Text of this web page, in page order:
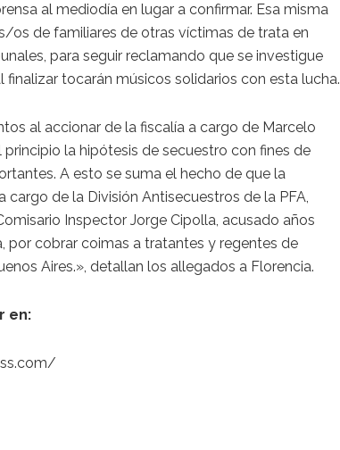
al mediodía en lugar a confirmar. Esa misma
os de familiares de otras víctimas de trata en
para seguir reclamando que se investigue
tocarán músicos solidarios con esta lucha.
al accionar de la fiscalía a cargo de Marcelo
la hipótesis de secuestro con fines de
A esto se suma el hecho de que la
de la División Antisecuestros de la PFA,
Inspector Jorge Cipolla, acusado años
por cobrar coimas a tratantes y regentes de
Aires.», detallan los allegados a Florencia.
en: